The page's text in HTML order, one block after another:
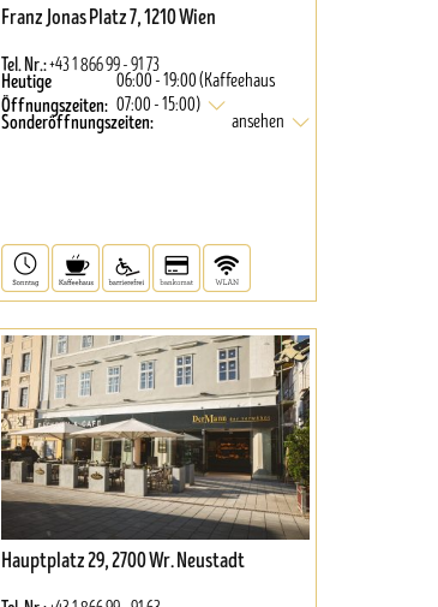
Franz Jonas Platz 7, 1210 Wien
Tel. Nr.:+43 1 866 99 - 91 73
Heutige
Öffnungszeiten:
06:00 - 19:00 (Kaffeehaus
07:00 - 15:00)
Sonderöffnungszeiten: ansehen
Hauptplatz 29, 2700 Wr. Neustadt